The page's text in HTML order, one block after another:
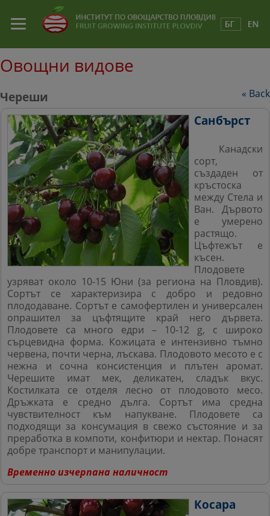
Овощни видове
Череши Back
Санбърст
Канадски
сорт,
създаден от
кръстоска
между Стела и
Ван. Дървото
е умерено
растящо.
Цъфтежът е
късен.
Плодовете
узряват около 10-15 Юни (за региона на Пловдив).
Сортът се характеризира с добро и редовно
плододаване. Сортът е самофертилен и универсален
опрашител за цъфтящите край него дървета.
Плодовете са много едри – 10-12 g, с широко
сърцевидна форма. Кожицата е интензивно тъмно
червена, почти черна, лъскава. Плодовото месото е с
нежна и сочна консистенция и плътен аромат.
Черешите имат мек, деликатен, сладък вкус.
Костилката се отделя лесно от плодовото месо.
Дръжката е средно дълга. Сортът има средна
чувствителност към напукване. Плодовете са
подходящи за консумация в свежо състояние и за
преработка в компоти, конфитюри и нектар. Понасят
добре транспорт и манипулации.
Временно изчерпана наличност
Косара